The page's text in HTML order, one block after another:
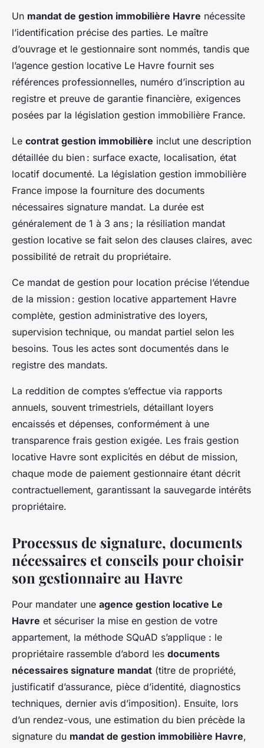
Un mandat de gestion immobilière Havre nécessite
l’identification précise des parties. Le maître
d’ouvrage et le gestionnaire sont nommés, tandis que
l’agence gestion locative Le Havre fournit ses
références professionnelles, numéro d’inscription au
registre et preuve de garantie financière, exigences
posées par la législation gestion immobilière France.
Le contrat gestion immobilière inclut une description
détaillée du bien : surface exacte, localisation, état
locatif documenté. La législation gestion immobilière
France impose la fourniture des documents
nécessaires signature mandat. La durée est
généralement de 1 à 3 ans ; la résiliation mandat
gestion locative se fait selon des clauses claires, avec
possibilité de retrait du propriétaire.
Ce mandat de gestion pour location précise l’étendue
de la mission : gestion locative appartement Havre
complète, gestion administrative des loyers,
supervision technique, ou mandat partiel selon les
besoins. Tous les actes sont documentés dans le
registre des mandats.
La reddition de comptes s’effectue via rapports
annuels, souvent trimestriels, détaillant loyers
encaissés et dépenses, conformément à une
transparence frais gestion exigée. Les frais gestion
locative Havre sont explicités en début de mission,
chaque mode de paiement gestionnaire étant décrit
contractuellement, garantissant la sauvegarde intérêts
propriétaire.
Processus de signature, documents
nécessaires et conseils pour choisir
son gestionnaire au Havre
Pour mandater une agence gestion locative Le
Havre et sécuriser la mise en gestion de votre
appartement, la méthode SQuAD s’applique : le
propriétaire rassemble d’abord les documents
nécessaires signature mandat (titre de propriété,
justificatif d’assurance, pièce d’identité, diagnostics
techniques, dernier avis d’imposition). Ensuite, lors
d’un rendez-vous, une estimation du bien précède la
signature du mandat de gestion immobilière Havre,